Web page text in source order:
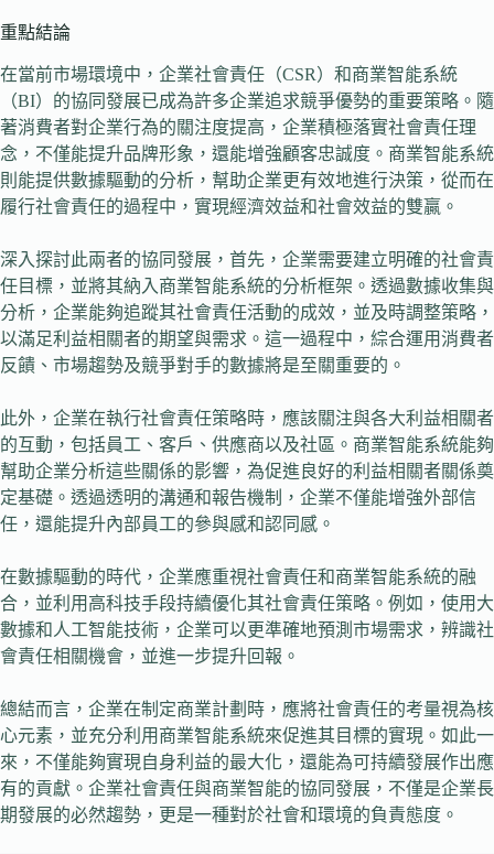
重點結論
在當前市場環境中，企業社會責任（CSR）和商業智能系統
（BI）的協同發展已成為許多企業追求競爭優勢的重要策略。隨
著消費者對企業行為的關注度提高，企業積極落實社會責任理
念，不僅能提升品牌形象，還能增強顧客忠誠度。商業智能系統
則能提供數據驅動的分析，幫助企業更有效地進行決策，從而在
履行社會責任的過程中，實現經濟效益和社會效益的雙贏。
深入探討此兩者的協同發展，首先，企業需要建立明確的社會責
任目標，並將其納入商業智能系統的分析框架。透過數據收集與
分析，企業能夠追蹤其社會責任活動的成效，並及時調整策略，
以滿足利益相關者的期望與需求。這一過程中，綜合運用消費者
反饋、市場趨勢及競爭對手的數據將是至關重要的。
此外，企業在執行社會責任策略時，應該關注與各大利益相關者
的互動，包括員工、客戶、供應商以及社區。商業智能系統能夠
幫助企業分析這些關係的影響，為促進良好的利益相關者關係奠
定基礎。透過透明的溝通和報告機制，企業不僅能增強外部信
任，還能提升內部員工的參與感和認同感。
在數據驅動的時代，企業應重視社會責任和商業智能系統的融
合，並利用高科技手段持續優化其社會責任策略。例如，使用大
數據和人工智能技術，企業可以更準確地預測市場需求，辨識社
會責任相關機會，並進一步提升回報。
總結而言，企業在制定商業計劃時，應將社會責任的考量視為核
心元素，並充分利用商業智能系統來促進其目標的實現。如此一
來，不僅能夠實現自身利益的最大化，還能為可持續發展作出應
有的貢獻。企業社會責任與商業智能的協同發展，不僅是企業長
期發展的必然趨勢，更是一種對於社會和環境的負責態度。